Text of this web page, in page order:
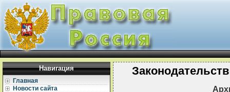
Навигация
Главная
Новости сайта